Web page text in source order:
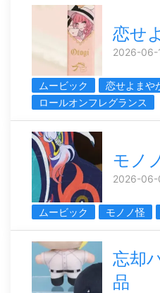
恋せ
2026-06-
ムービック
恋せよまや
ロールオンフレグランス
モノ
2026-06-
ムービック モノノ怪
忘却
品